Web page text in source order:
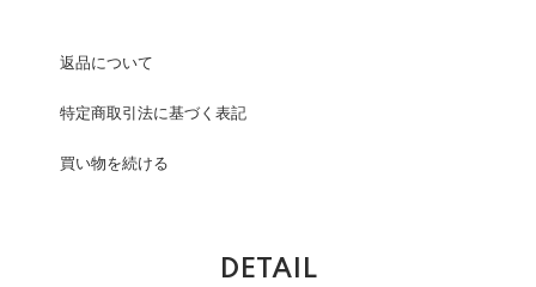
返品について
特定商取引法に基づく表記
買い物を続ける
DETAIL